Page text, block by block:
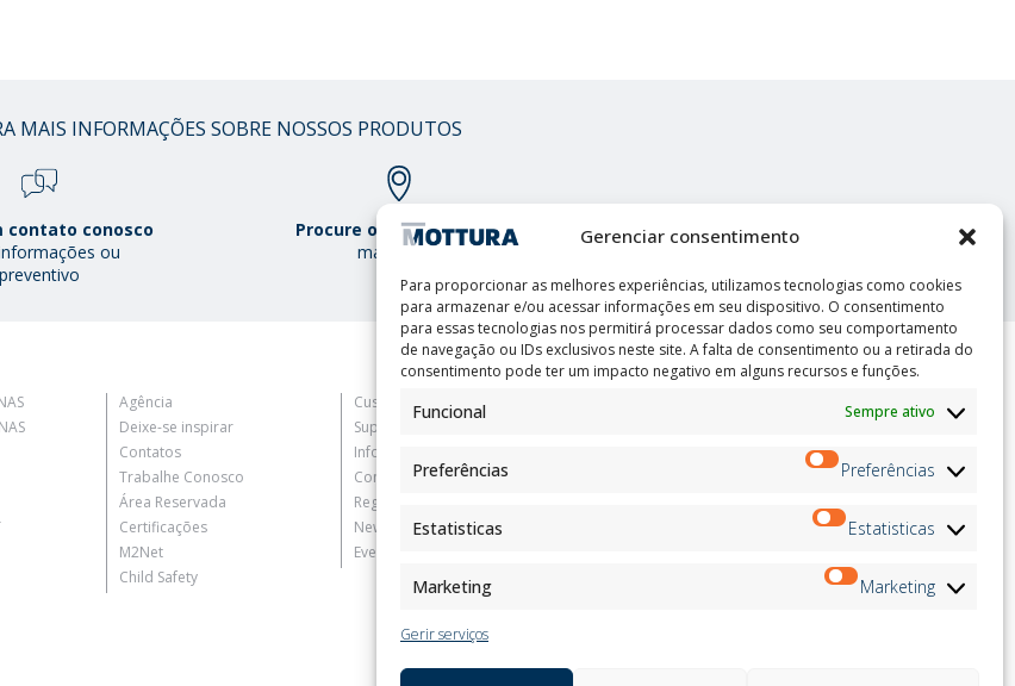
Gerenciar consentimento
Para proporcionar as melhores experiências, utilizamos tecnologias como cookies
para armazenar e/ou acessar informações em seu dispositivo. O consentimento
para essas tecnologias nos permitirá processar dados como seu comportamento
de navegação ou IDs exclusivos neste site. A falta de consentimento ou a retirada do
consentimento pode ter um impacto negativo em alguns recursos e funções.
Funcional Sempre ativo
Preferências Preferências
Estatisticas Estatisticas
Marketing Marketing
Gerir serviços
MAIS INFORMAÇÕES SOBRE NOSSOS PRODUTOS
contato conosco
ou
preventivo
Procure o Mottura Point
mais perto
Agência
Deixe-se inspirar
Contatos
Trabalhe Conosco
Área Reservada
Certificações
M2Net
Child Safety
Customer Information
Supplier Information
Information for Candidates
Contact Information
Register Information
Newsletter Information
Events Information